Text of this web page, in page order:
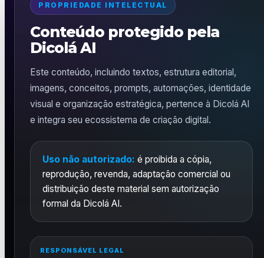
PROPRIEDADE INTELECTUAL
Conteúdo protegido pela
Dicolá AI
Este conteúdo, incluindo textos, estrutura editorial,
imagens, conceitos, prompts, automações, identidade
visual e organização estratégica, pertence à Dicolá AI
e integra seu ecossistema de criação digital.
Uso não autorizado: é proibida a cópia,
reprodução, revenda, adaptação comercial ou
distribuição deste material sem autorização
formal da Dicolá AI.
RESPONSÁVEL LEGAL